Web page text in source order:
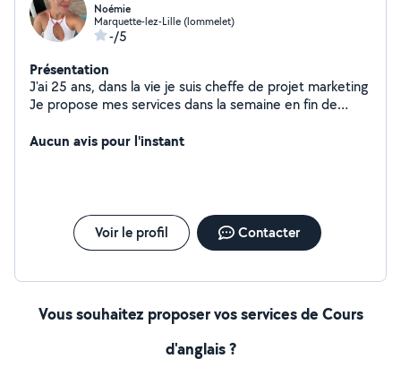
Noémie
Marquette-lez-Lille (lommelet)
-/5
Présentation
J'ai 25 ans, dans la vie je suis cheffe de projet marketing
Je propose mes services dans la semaine en fin de
espagnol pour tous les niveaux, j'en ai déjà donné
passionnée et j'ai déjà pu faire des photos d'animaux +
mariages
Aucun avis pour l'instant
Voir le profil Contacter
Vous souhaitez proposer vos services de Cours
d'anglais ?